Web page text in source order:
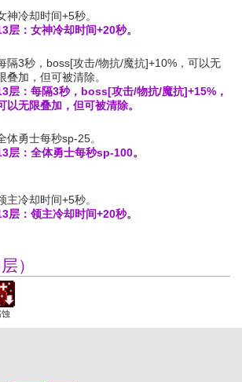
神冷却时间+5秒。
层：女神冷却时间+20秒。
隔3秒，boss[攻击/物抗/魔抗]+10%，可以无
叠加，但可被清除。
层：每隔3秒，boss[攻击/物抗/魔抗]+15%，
以无限叠加，但可被清除。
体勇士每秒sp-25。
层：全体勇士每秒sp-100。
主冷却时间+5秒。
层：领主冷却时间+20秒。
）
蚀